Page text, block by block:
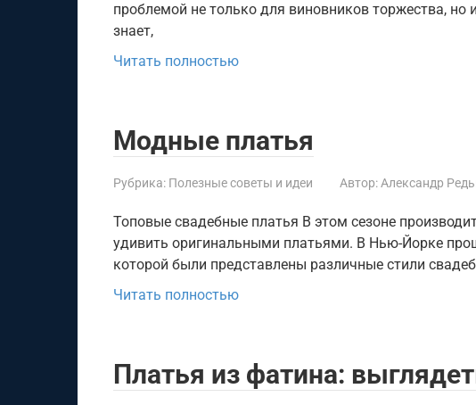
проблемой не только для виновников торжества, но
знает,
Читать полностью
Модные платья
Рубрика: Полезные советы и идеи Автор: Александр
Топовые свадебные платья В этом сезоне
удивить оригинальными платьями. В Нью-Йорке
которой были представлены различные стили
Читать полностью
Платья из фатина: